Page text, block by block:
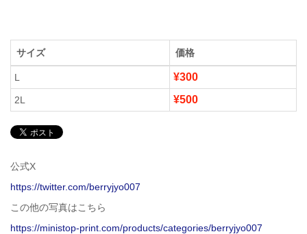
サイズ 価格
L ¥300
2L ¥500
公式X
https://twitter.com/berryjyo007
この他の写真はこちら
https://ministop-print.com/products/categories/berryjyo007